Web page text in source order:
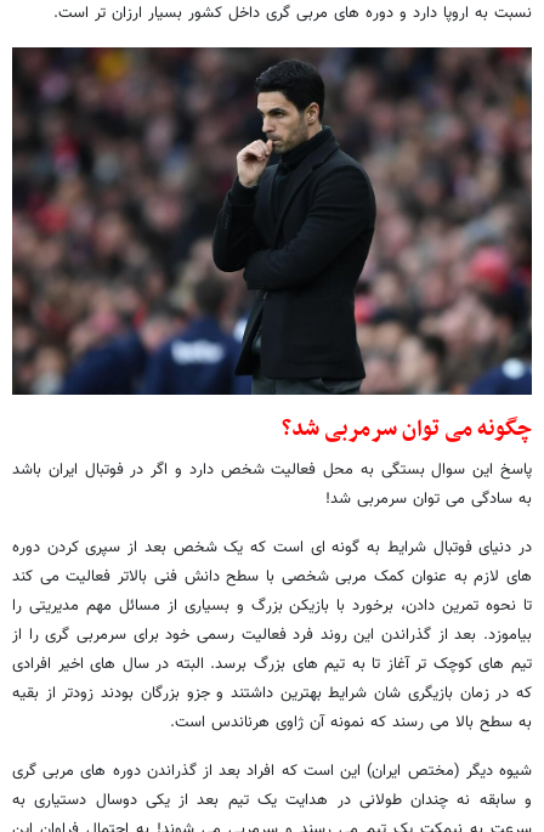
نسبت به اروپا دارد و دوره های مربی گری داخل کشور بسیار ارزان تر است.
چگونه می توان سرمربی شد؟
پاسخ این سوال بستگی به محل فعالیت شخص دارد و اگر در فوتبال ایران باشد
به سادگی می توان سرمربی شد!
در دنیای فوتبال شرایط به گونه ای است که یک شخص بعد از سپری کردن دوره
های لازم به عنوان کمک مربی شخصی با سطح دانش فنی بالاتر فعالیت می کند
تا نحوه تمرین دادن، برخورد با بازیکن بزرگ و بسیاری از مسائل مهم مدیریتی را
بیاموزد. بعد از گذراندن این روند فرد فعالیت رسمی خود برای سرمربی گری را از
تیم های کوچک تر آغاز تا به تیم های بزرگ برسد. البته در سال های اخیر افرادی
که در زمان بازیگری شان شرایط بهترین داشتند و جزو بزرگان بودند زودتر از بقیه
به سطح بالا می رسند که نمونه آن ژاوی هرناندس است.
شیوه دیگر (مختص ایران) این است که افراد بعد از گذراندن دوره های مربی گری
و سابقه نه چندان طولانی در هدایت یک تیم بعد از یکی دوسال دستیاری به